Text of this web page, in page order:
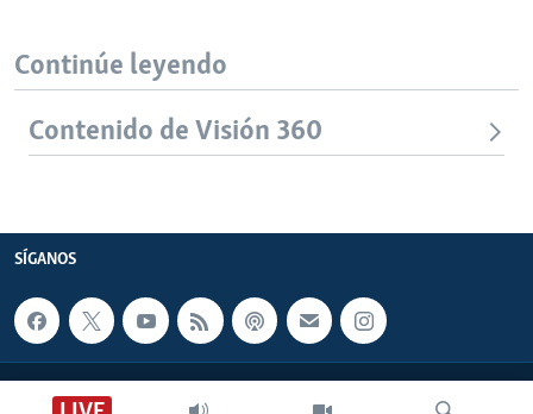
Continúe leyendo
Contenido de Visión 360
SÍGANOS